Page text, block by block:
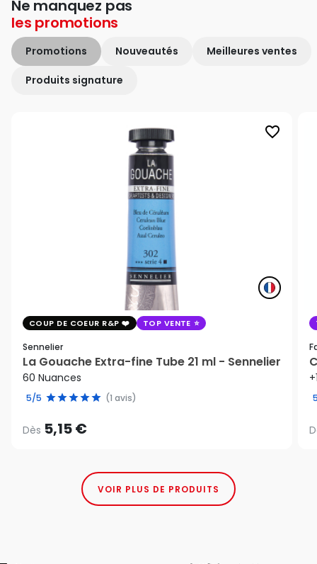
Ne manquez pas
les promotions
Promotions Nouveautés Meilleures ventes
Produits signature
favorite_border
COUP DE COEUR R&P TOP VENTE
Sennelier
La Gouache Extra-fine Tube 21 ml - Sennelier
60 Nuances
5/5 (1 avis)
Dès 5,15 €
VOIR PLUS DE PRODUITS